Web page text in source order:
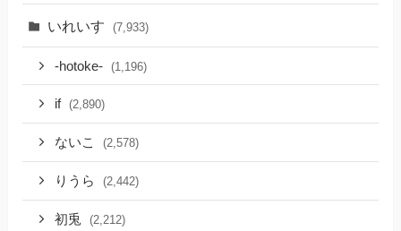
いれいす (7,933)
-hotoke- (1,196)
if (2,890)
ないこ (2,578)
りうら (2,442)
初兎 (2,212)